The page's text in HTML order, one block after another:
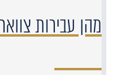
מהן עבירות